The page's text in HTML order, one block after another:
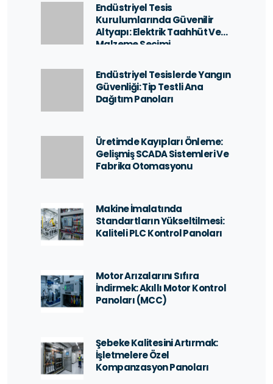
Endüstriyel Tesis
Kurulumlarında Güvenilir
Altyapı: Elektrik Taahhüt Ve
Malzeme Seçimi
Endüstriyel Tesislerde Yangın
Güvenliği: Tip Testli Ana
Dağıtım Panoları
Üretimde Kayıpları Önleme:
Gelişmiş SCADA Sistemleri Ve
Fabrika Otomasyonu
Makine İmalatında
Standartların Yükseltilmesi:
Kaliteli PLC Kontrol Panoları
Motor Arızalarını Sıfıra
İndirmek: Akıllı Motor Kontrol
Panoları (MCC)
Şebeke Kalitesini Artırmak:
İşletmelere Özel
Kompanzasyon Panoları